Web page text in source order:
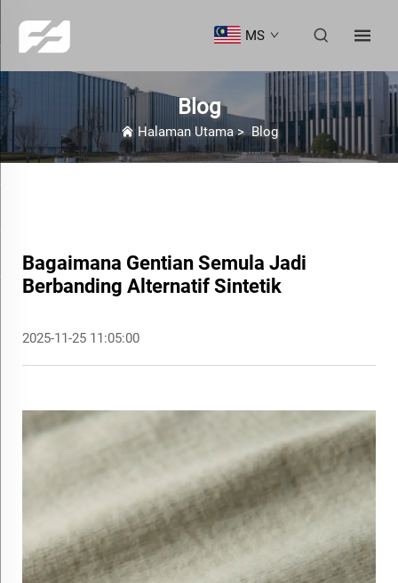
MS
Blog
Halaman Utama>Blog
Bagaimana Gentian Semula Jadi
Berbanding Alternatif Sintetik
2025-11-25 11:05:00